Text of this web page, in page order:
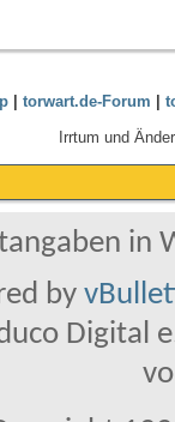
| torwart.de-Forum |
Irrtum und
in
by
Digital